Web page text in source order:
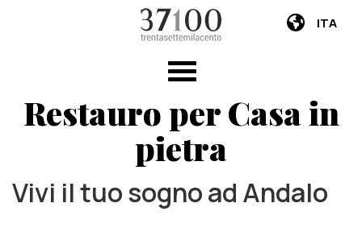
ITA
Restauro per Casa in
pietra
Vivi il tuo sogno ad Andalo